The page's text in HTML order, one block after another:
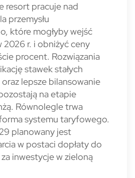
resort pracuje nad
przemysłu
które mogłyby wejść
2026 r. i obniżyć ceny
procent. Rozwiązania
stawek stałych
lepsze bilansowanie
na etapie
Równolegle trwa
systemu taryfowego.
planowany jest
w postaci dopłaty do
inwestycje w zieloną